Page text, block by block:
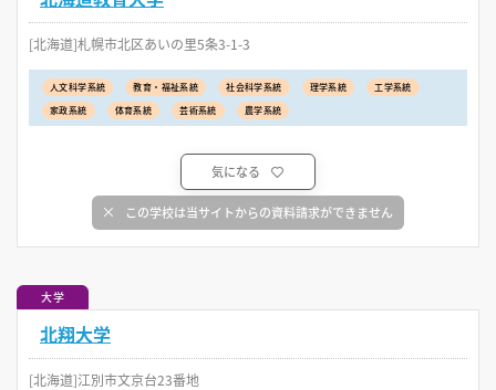
[北海道]札幌市北区あいの里5条3-1-3
人文科学系統 教育・福祉系統 社会科学系統 理学系統
工学系統
家政系統
体育系統 芸術系統 農学系統
気になる
この学校は当サイトからの資料請求ができません
大学
北翔大学
[北海道]江別市文京台23番地